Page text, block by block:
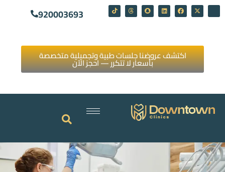
920003693
اكتشف عروضنا جلسات طبية وتجميلية متخصصة
بأسعار لا تتكرر — احجز الآن